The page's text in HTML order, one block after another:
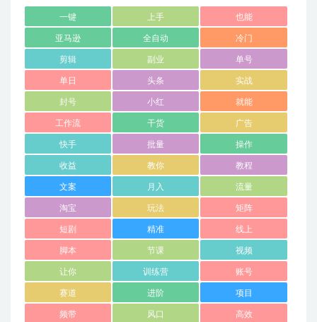
一键 上手 也能
亚马逊 全自动 冷门
剪辑 副业 单号
单日 头条 实战
封号 小红 就能
工作流 干货 广告
快手 批量 操作
收益 教你 教程
文案 月入 流量
淘宝 玩法 矩阵
短剧 精准 线上
脚本 节课 视频
让你 训练营 账号
赛道 进阶 项目
频带 风口 高效